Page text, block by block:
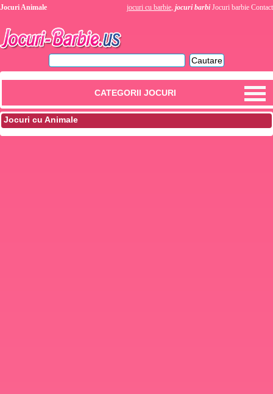
Jocuri Animale jocuri cu barbie, jocuri barbi Jocuri barbie Contact
CATEGORII JOCURI
Jocuri cu Animale